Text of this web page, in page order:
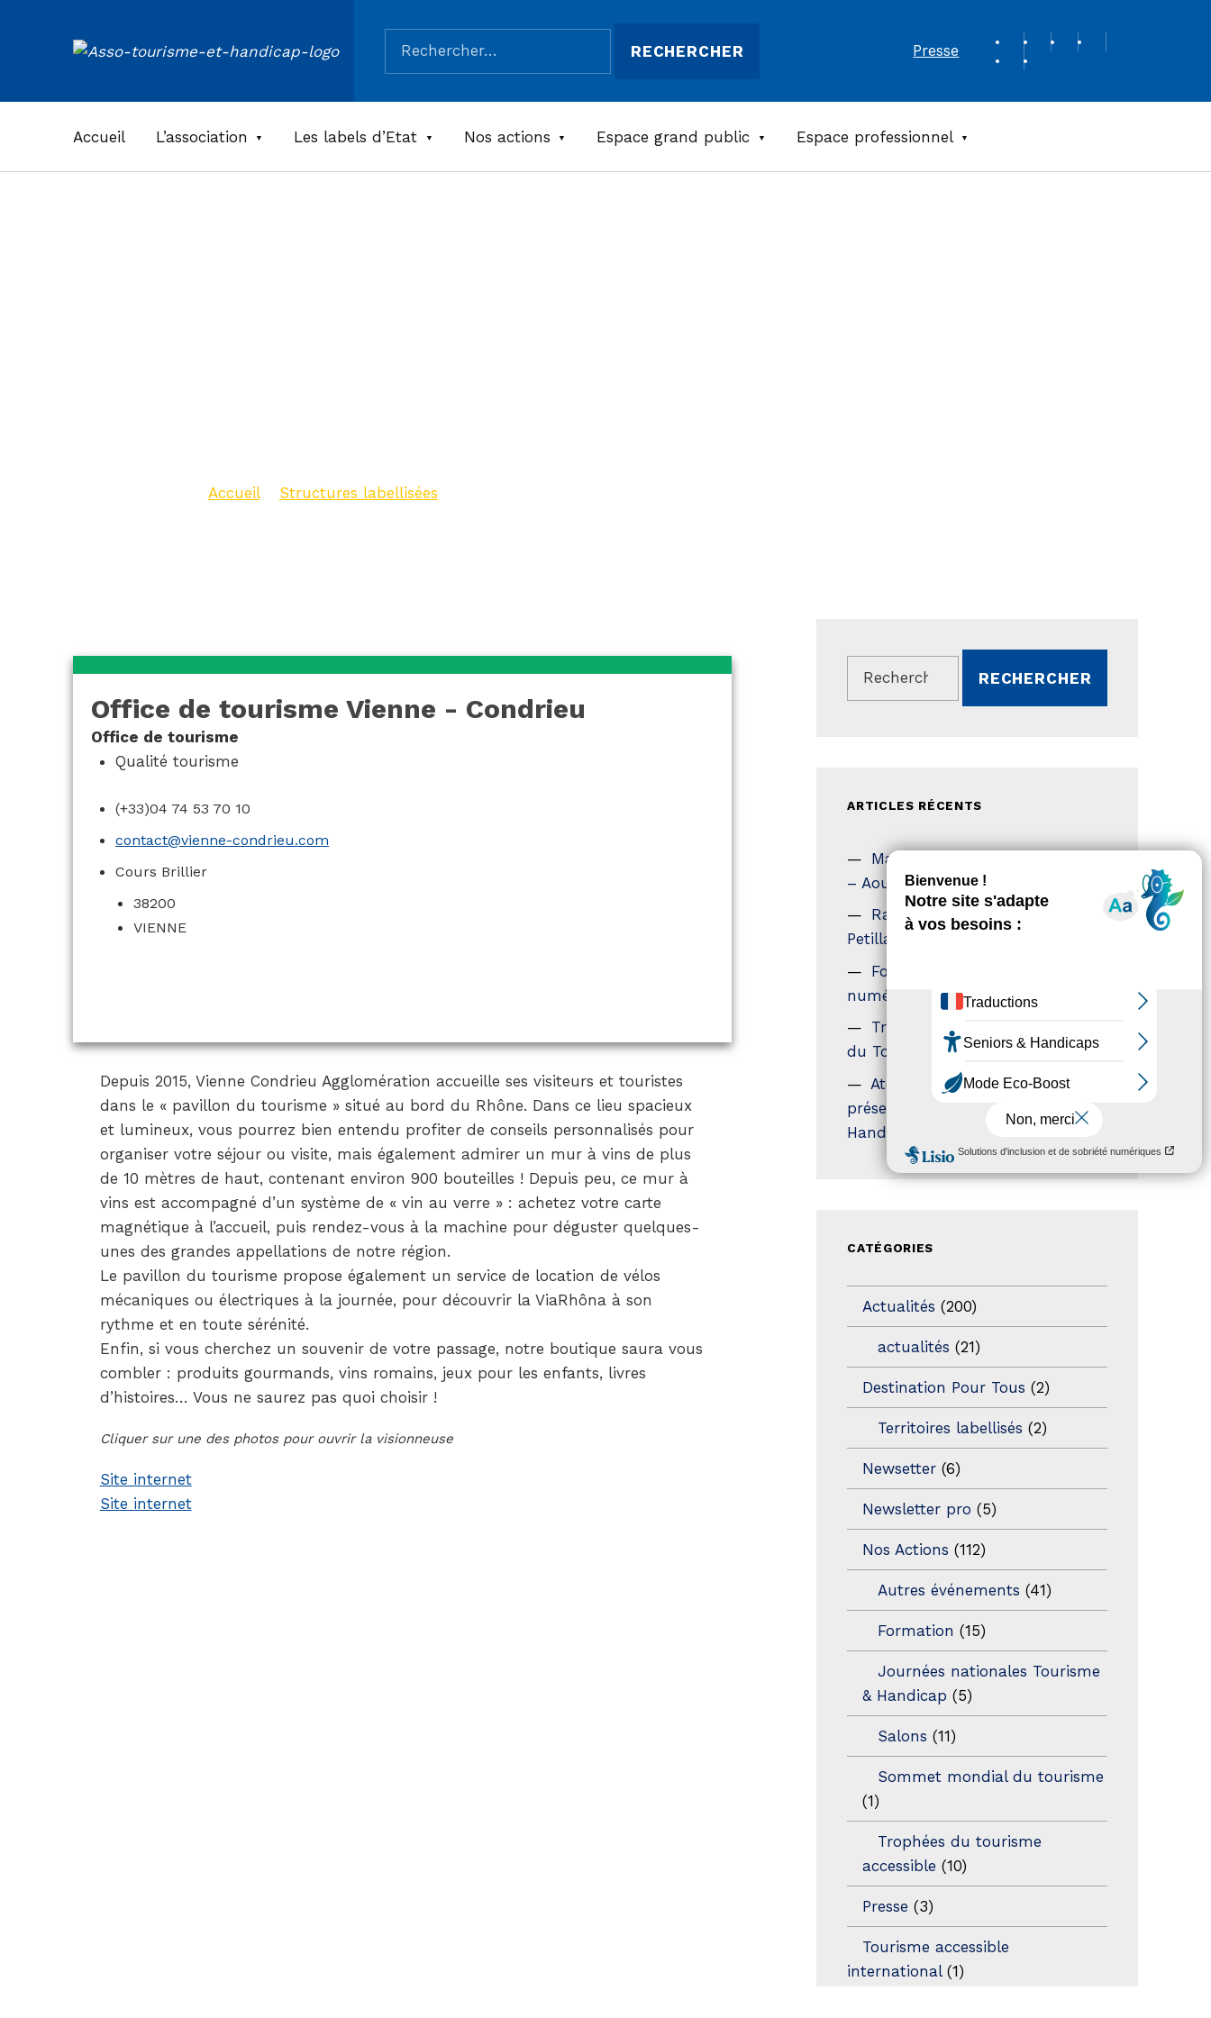
ASSOCIATION TOURISME ET HANDICAPS
Rechercher :
Presse
REVUE DE PRESSE
Accueil L’association Les labels d’Etat Nos actions Espace grand public Espace professionnel
Accueil> Structures labellisées
Office de tourisme Vienne - Condrieu
Office de tourisme
Qualité tourisme
(+33)04 74 53 70 10
contact@vienne-condrieu.com
Cours Brillier
38200
VIENNE
Depuis 2015, Vienne Condrieu Agglomération accueille ses visiteurs et touristes
dans le « pavillon du tourisme » situé au bord du Rhône. Dans ce lieu spacieux
et lumineux, vous pourrez bien entendu profiter de conseils personnalisés pour
organiser votre séjour ou visite, mais également admirer un mur à vins de plus
de 10 mètres de haut, contenant environ 900 bouteilles ! Depuis peu, ce mur à
vins est accompagné d’un système de « vin au verre » : achetez votre carte
magnétique à l’accueil, puis rendez-vous à la machine pour déguster quelques-
unes des grandes appellations de notre région.
Le pavillon du tourisme propose également un service de location de vélos
mécaniques ou électriques à la journée, pour découvrir la ViaRhôna à son
rythme et en toute sérénité.
Enfin, si vous cherchez un souvenir de votre passage, notre boutique saura vous
combler : produits gourmands, vins romains, jeux pour les enfants, livres
d’histoires… Vous ne saurez pas quoi choisir !
Cliquer sur une des photos pour ouvrir la visionneuse
Site internet
Site internet
Rechercher :
ARTICLES RÉCENTS
Magazine Tourisme Accessible
– Aout 2026
Rallye Aicha des Gazelles – Les
Petillantes
Formation Communication
numérique
Trophées Horizons – Acteurs
du Tourisme Durable
Atout France – flyer
présentation label Tourisme &
Handicap
CATÉGORIES
Actualités (200)
actualités (21)
Destination Pour Tous (2)
Territoires labellisés (2)
Newsetter (6)
Newsletter pro (5)
Nos Actions (112)
Autres événements (41)
Formation (15)
Journées nationales Tourisme
& Handicap (5)
Salons (11)
Sommet mondial du tourisme
(1)
Trophées du tourisme
accessible (10)
Presse (3)
Tourisme accessible
international(1)